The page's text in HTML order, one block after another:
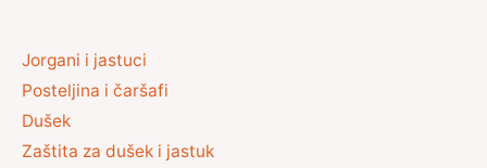
Jorgani i jastuci
Posteljina i čaršafi
Dušek
Zaštita za dušek i jastuk